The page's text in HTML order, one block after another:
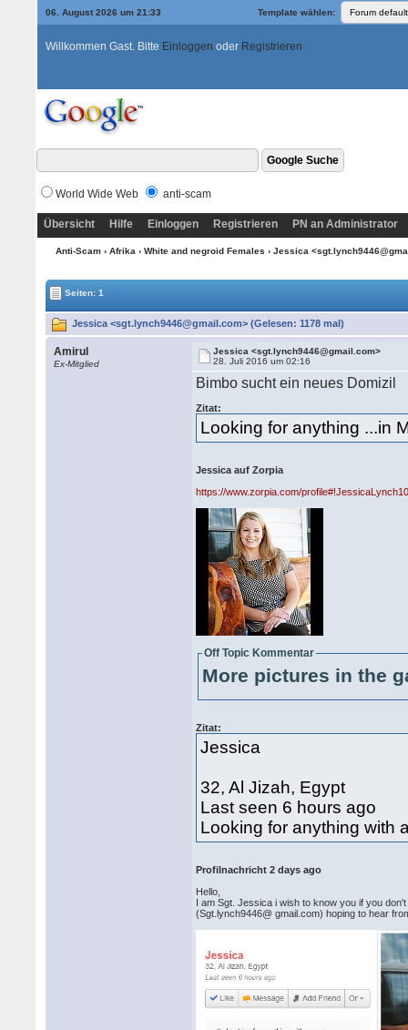
06. August 2026 um 21:33 Template wählen:
Willkommen Gast. Bitte Einloggen oder Registrieren
World Wide Web anti-scam
Übersicht Hilfe Einloggen Registrieren PN an Administrator
Anti-Scam› Afrika › White and negroid Females › Jessica
Seiten: 1
Jessica <sgt.lynch9446@gmail.com> (Gelesen: 1178 mal)
Amirul
Ex-Mitglied
Jessica <sgt.lynch9446@gmail.com>
28. Juli 2016 um 02:16
Bimbo sucht ein neues Domizil
Zitat:
Looking for anything ...in
Jessica auf Zorpia
https://www.zorpia.com/
Off Topic Kommentar
More pictures in the
Zitat:
Jessica
32, Al Jizah, Egypt
Last seen 6 hours ago
Looking for anything with
Profilnachricht 2 days ago
Hello,
I am Sgt. Jessica i wish to know you if you
(Sgt.lynch9446@ gmail.com) hoping to hear